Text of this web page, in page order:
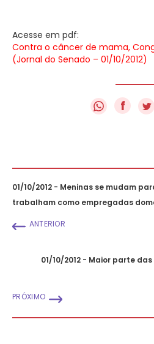
Acesse em pdf:
Contra o câncer de mama,
(Jornal do Senado – 01/10/2012)
f
01/10/2012 - Meninas se mudam
trabalham como empregadas
ANTERIOR
01/10/2012 - Maior parte
PRÓXIMO